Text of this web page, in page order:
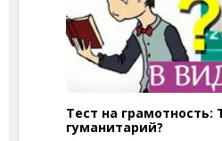
Тест на грамотность:
гуманитарий?